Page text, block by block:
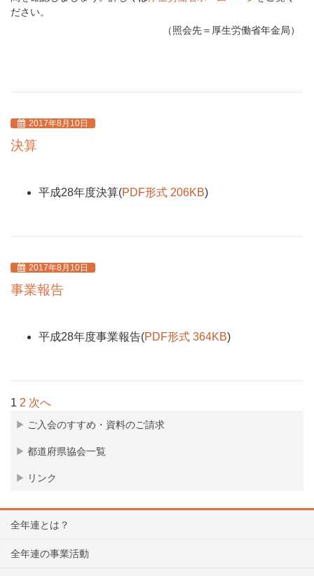
ださい。
（照会先＝厚生労働省年金局）
2017年8月10日
決算
平成28年度決算(PDF形式 206KB)
2017年8月10日
事業報告
平成28年度事業報告(PDF形式 364KB)
1 2 次へ
ご入会のすすめ・資料のご請求
都道府県協会一覧
リンク
全年連とは？
全年連の事業活動